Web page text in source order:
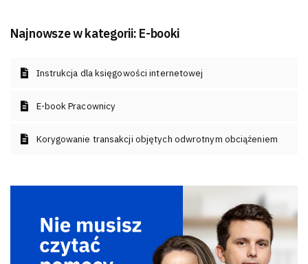
Najnowsze w kategorii: E-booki
Instrukcja dla księgowości internetowej
E-book Pracownicy
Korygowanie transakcji objętych odwrotnym obciążeniem